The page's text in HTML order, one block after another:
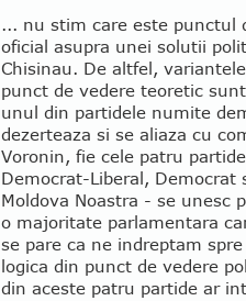
... nu stim care este punctul
oficial asupra unei solutii
Chisinau. De altfel,
punct de vedere teoretic
unul din partidele numite
dezerteaza si se aliaza cu
Voronin, fie cele patru
Democrat-Liberal, Democrat
Moldova Noastra - se unesc
o majoritate parlamentara
se pare ca ne indreptam
logica din punct de vedere
din aceste patru partide ar